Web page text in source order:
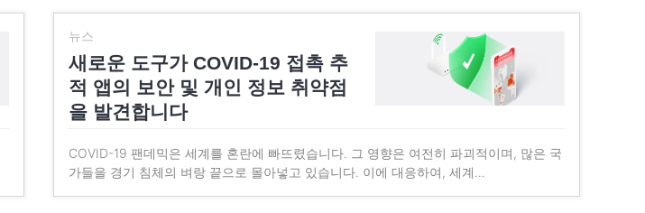
뉴스
새로운 도구가 COVID-19 접촉 추
적 앱의 보안 및 개인 정보 취약점
을 발견합니다
COVID-19 팬데믹은 세계를 혼란에 빠뜨렸습니다. 그 영향은 여전히 파괴적이며, 많은 국
가들을 경기 침체의 벼랑 끝으로 몰아넣고 있습니다. 이에 대응하여, 세계…